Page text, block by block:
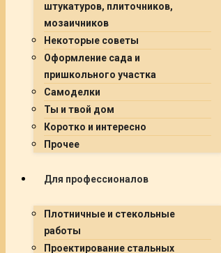
штукатуров, плиточников,
мозаичников
Некоторые советы
Оформление сада и
пришкольного участка
Самоделки
Ты и твой дом
Коротко и интересно
Прочее
Для профессионалов
Плотничные и стекольные
работы
Проектирование стальных